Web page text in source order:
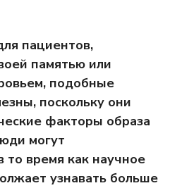
пациентов,
памятью или
подобные
поскольку они
факторы образа
могут
то время как научное
узнавать больше